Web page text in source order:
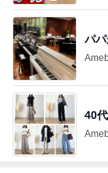
パ
40